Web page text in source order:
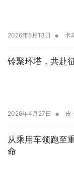
2026年5月13日 • 卡
铃聚环塔，共赴
2026年4月27日 • 皮
从乘用车领跑至
命